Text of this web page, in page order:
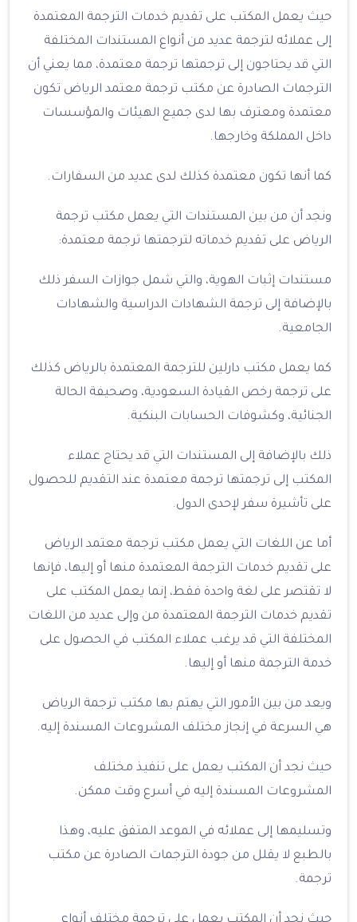
حيث يعمل المكتب على تقديم خدمات الترجمة المعتمدة
إلى عملائه لترجمة عديد من أنواع المستندات المختلفة
التي قد يحتاجون إلى ترجمتها ترجمة معتمدة، مما يعني أن
الترجمات الصادرة عن مكتب ترجمة معتمد الرياض تكون
معتمدة ومعترف بها لدى جميع الهيئات والمؤسسات
داخل المملكة وخارجها.
كما أنها تكون معتمدة كذلك لدى عديد من السفارات.
ونجد أن من بين المستندات التي يعمل مكتب ترجمة
الرياض على تقديم خدماته لترجمتها ترجمة معتمدة:
مستندات إثبات الهوية، والتي شمل جوازات السفر ذلك
بالإضافة إلى ترجمة الشهادات الدراسية والشهادات
الجامعية.
كما يعمل مكتب دارلين للترجمة المعتمدة بالرياض كذلك
على ترجمة رخص القيادة السعودية، وصحيفة الحالة
الجنائية، وكشوفات الحسابات البنكية.
ذلك بالإضافة إلى المستندات التي قد يحتاج عملاء
المكتب إلى ترجمتها ترجمة معتمدة عند التقديم للحصول
على تأشيرة سفر لإحدى الدول.
أما عن اللغات التي يعمل مكتب ترجمة معتمد الرياض
على تقديم خدمات الترجمة المعتمدة منها أو إليها، فإنها
لا تقتصر على لغة واحدة فقط، إنما يعمل المكتب على
تقديم خدمات الترجمة المعتمدة من وإلى عديد من اللغات
المختلفة التي قد يرغب عملاء المكتب في الحصول على
خدمة الترجمة منها أو إليها.
ويعد من بين الأمور التي يهتم بها مكتب ترجمة الرياض
هي السرعة في إنجاز مختلف المشروعات المسندة إليه.
حيث نجد أن المكتب يعمل على تنفيذ مختلف
المشروعات المسندة إليه في أسرع وقت ممكن.
وتسليمها إلى عملائه في الموعد المتفق عليه، وهذا
بالطبع لا يقلل من جودة الترجمات الصادرة عن مكتب
ترجمة.